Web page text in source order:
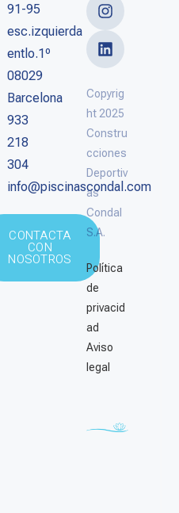
91-95
esc.izquierda
entlo.1º
08029
Barcelona
933
218
304
info@piscinascondal.com
CONTACTA
CON
NOSOTROS
Copyrig
ht 2025
Constru
cciones
Deportiv
as
Condal
S.A.
Política
de
privacid
ad
Aviso
legal